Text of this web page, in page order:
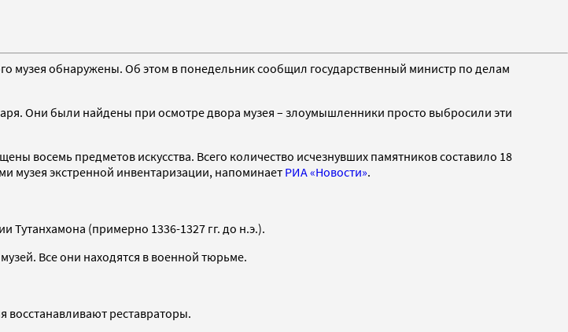
музея обнаружены. Об этом в понедельник сообщил государственный министр по делам
Они были найдены при осмотре двора музея – злоумышленники просто выбросили эти
восемь предметов искусства. Всего количество исчезнувших памятников составило 18
музея экстренной инвентаризации, напоминает РИА «Новости».
Тутанхамона (примерно 1336-1327 гг. до н.э.).
Все они находятся в военной тюрьме.
восстанавливают реставраторы.